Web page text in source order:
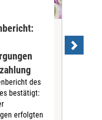
des
bestätigt:
erfolgten